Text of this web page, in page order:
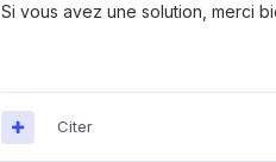
Si vous avez une solution, merci
Citer